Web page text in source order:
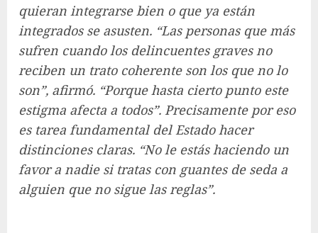
quieran integrarse bien o que ya están
integrados se asusten. “Las personas que más
sufren cuando los delincuentes graves no
reciben un trato coherente son los que no lo
son”, afirmó. “Porque hasta cierto punto este
estigma afecta a todos”. Precisamente por eso
es tarea fundamental del Estado hacer
distinciones claras. “No le estás haciendo un
favor a nadie si tratas con guantes de seda a
alguien que no sigue las reglas”.